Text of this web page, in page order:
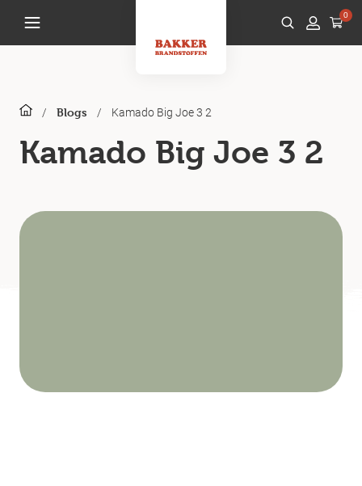
0
/ Blogs / Kamado Big Joe 3 2
Kamado Big Joe 3 2